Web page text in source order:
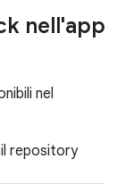
nell'app
nel
repository